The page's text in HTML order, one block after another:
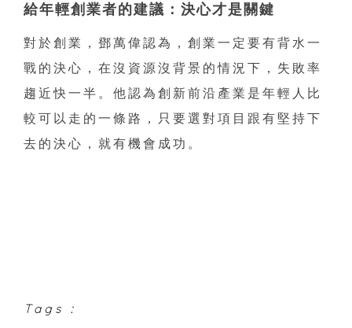
給年輕創業者的建議：決心才是關鍵
對於創業，鄧萬偉認為，創業一定要有背水一
戰的決心，在沒資源沒背景的情況下，失敗率
趨近快一半。他認為創新前沿產業是年輕人比
較可以走的一條路，只要選對項目跟有堅持下
去的決心，就有機會成功。
Tags :